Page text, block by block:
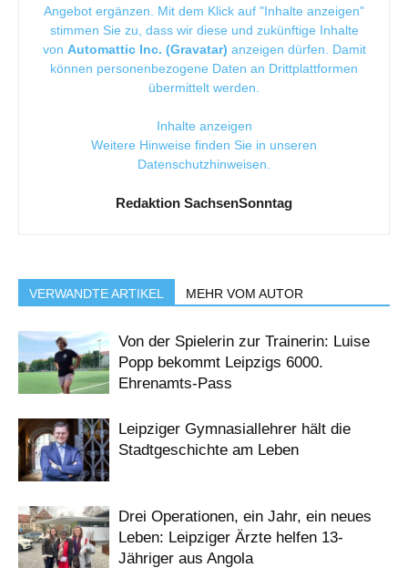
Angebot ergänzen. Mit dem Klick auf "Inhalte anzeigen"
stimmen Sie zu, dass wir diese und zukünftige Inhalte
von Automattic Inc. (Gravatar) anzeigen dürfen. Damit
können personenbezogene Daten an Drittplattformen
übermittelt werden.
Inhalte anzeigen
Weitere Hinweise finden Sie in unseren
Datenschutzhinweisen
Redaktion SachsenSonntag
VERWANDTE ARTIKEL MEHR VOM AUTOR
Von der Spielerin zur Trainerin: Luise
Popp bekommt Leipzigs 6000.
Ehrenamts-Pass
Leipziger Gymnasiallehrer hält die
Stadtgeschichte am Leben
Drei Operationen, ein Jahr, ein neues
Leben: Leipziger Ärzte helfen 13-
Jähriger aus Angola